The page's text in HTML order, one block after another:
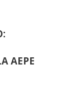
AEPE